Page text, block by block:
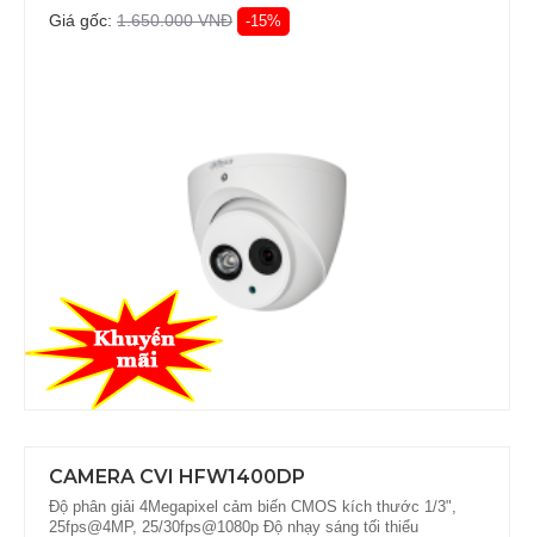
Giá gốc: 1.650.000 VNĐ -15%
CAMERA CVI HFW1400DP
Độ phân giải 4Megapixel cảm biến CMOS kích thước 1/3",
25fps@4MP, 25/30fps@1080p Độ nhạy sáng tối thiểu